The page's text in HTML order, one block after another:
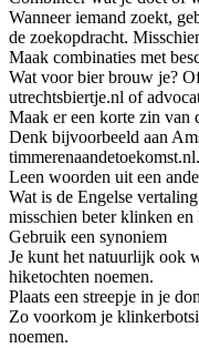
Wanneer iemand zoekt,
de zoekopdracht.
Maak combinaties met
Wat voor bier brouw je?
utrechtsbiertje.nl of
Maak er een korte zin van
Denk bijvoorbeeld aan
timmerenaandetoekomst.nl.
Leen woorden uit een
Wat is de Engelse
misschien beter klinken
Gebruik een synoniem
Je kunt het natuurlijk ook
hiketochten noemen.
Plaats een streepje in je
Zo voorkom je
noemen.